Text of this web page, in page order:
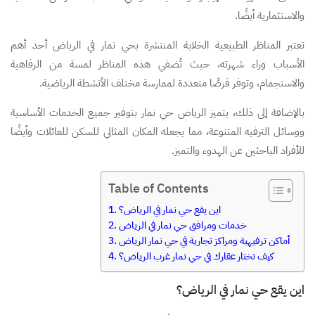
والاستثمارية أيضًا.
تعتبر المناظر الطبيعية الخلابة المنتشرة بحي نمار في الرياض أحد أهم
الأسباب وراء شهرته، حيث تُضفي هذه المناظر لمسة من الرفاهية
والاستجمام، وتوفر فرصًا متعددة لممارسة مختلف الأنشطة الرياضية.
بالإضافة إلى ذلك، يتميز الرياض حي نمار بتوفير جميع الخدمات الأساسية
ووسائل الترفيه المتنوعة، مما يجعله المكان المثالي للسكن للعائلات وأيضًا
للأفراد الباحثين عن الهدوء والتميز.
Table of Contents
اين يقع حي نمار في الرياض؟
خدمات ومرافق حي نمار في الرياض
أماكن ترفيهية ومراكز تجارية في حي نمار الرياض
كيف تختار عقارك في حي نمار غرب الرياض؟
اين يقع حي نمار في الرياض؟